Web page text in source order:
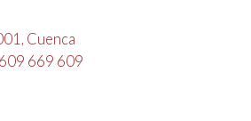
Cuenca
669 609